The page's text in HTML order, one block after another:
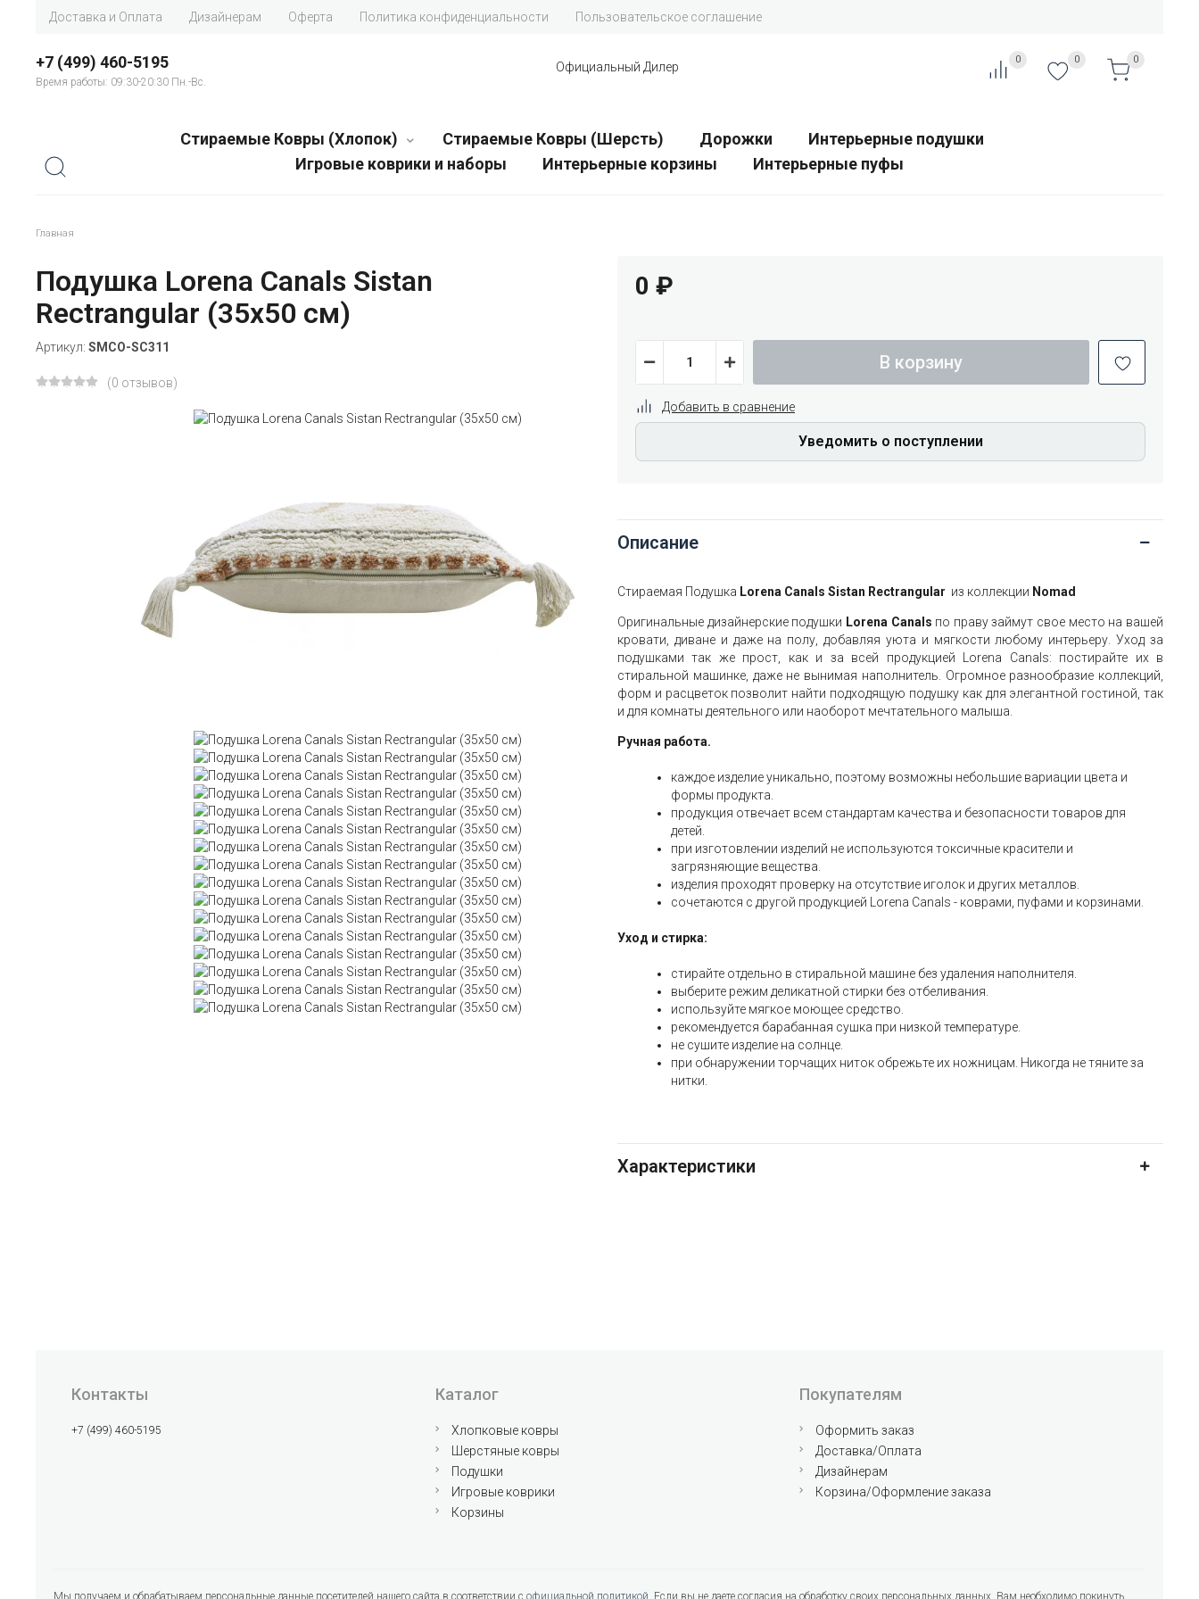
Доставка и Оплата Дизайнерам Оферта Политика конфиденциальности Пользовательское соглашение
+7 (499) 460-5195
Время работы: 09:30-20:30 Пн.-Вc.
Официальный Дилер
0 0 0
Стираемые Ковры (Хлопок) Стираемые Ковры (Шерсть) Дорожки
Интерьерные подушки
Игровые коврики и наборы
Интерьерные корзины Интерьерные пуфы
Главная
Подушка Lorena Canals Sistan
Rectrangular (35x50 см)
Артикул: SMCO-SC311
(0 отзывов)
0 ₽
В корзину
Добавить в сравнение
Уведомить о поступлении
Описание
Стираемая Подушка Lorena Canals Sistan Rectrangular из коллекции Nomad
Оригинальные дизайнерские подушки Lorena Canals по праву займут свое место на вашей
кровати, диване и даже на полу, добавляя уюта и мягкости любому интерьеру. Уход за
подушками так же прост, как и за всей продукцией Lorena Canals: постирайте их в
стиральной машинке, даже не вынимая наполнитель. Огромное разнообразие коллекций,
форм и расцветок позволит найти подходящую подушку как для элегантной гостиной, так
и для комнаты деятельного или наоборот мечтательного малыша.
Ручная работа.
каждое изделие уникально, поэтому возможны небольшие вариации цвета и
формы продукта.
продукция отвечает всем стандартам качества и безопасности товаров для
детей.
при изготовлении изделий не используются токсичные красители и
загрязняющие вещества.
изделия проходят проверку на отсутствие иголок и других металлов.
сочетаются с другой продукцией Lorena Canals - коврами, пуфами и корзинами.
Уход и стирка:
стирайте отдельно в стиральной машине без удаления наполнителя.
выберите режим деликатной стирки без отбеливания.
используйте мягкое моющее средство.
рекомендуется барабанная сушка при низкой температуре.
не сушите изделие на солнце.
при обнаружении торчащих ниток обрежьте их ножницам. Никогда не тяните за
нитки.
Характеристики
Контакты
+7 (499) 460-5195
Каталог
Хлопковые ковры
Шерстяные ковры
Подушки
Игровые коврики
Корзины
Покупателям
Оформить заказ
Доставка/Оплата
Дизайнерам
Корзина/Оформление заказа
Мы получаем и обрабатываем персональные данные посетителей нашего сайта в соответствии с официальной политикой . Если вы не даете согласия на обработку своих персональных данных, Вам необходимо покинуть